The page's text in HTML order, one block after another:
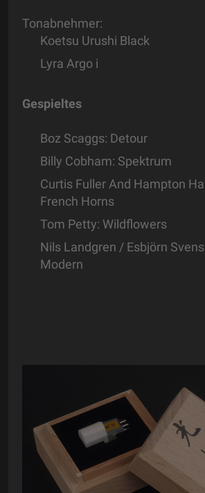
Tonabnehmer:
Koetsu Urushi Black
Lyra Argo i
Gespieltes
Boz Scaggs: Detour
Billy Cobham: Spektrum
Curtis Fuller And Hampton
French Horns
Tom Petty: Wildflowers
Nils Landgren / Esbjörn
Modern